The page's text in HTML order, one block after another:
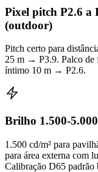
Pixel pitch P2.6 a
(outdoor)
Pitch certo para
25 m → P3.9. Palco
íntimo 10 m → P2.6.
Brilho 1.500-
1.500 cd/m² para
para área externa com
Calibração D65 padrão